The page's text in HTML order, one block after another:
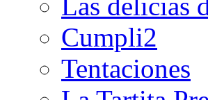
Cumpli2
Tentaciones